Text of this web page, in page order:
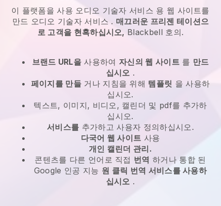
이 플랫폼을 사용 오디오 기술자 서비스 용 웹 사이트를
만드 오디오 기술자 서비스 . 매끄러운 프리젠 테이션으
로 고객을 현혹하십시오, Blackbell 호의.
브랜드 URL을 사용하여 자신의 웹 사이트를 만드
십시오 .
페이지를 만들거나 지침을 위해 템플릿 을 사용하
십시오.
텍스트, 이미지, 비디오, 캘린더 및 pdf를 추가하
십시오.
서비스를 추가하고 사용자 정의하십시오.
다국어 웹 사이트 사용
개인 캘린더 관리.
콘텐츠를 다른 언어로 직접 번역 하거나 통합 된
Google 인공 지능 원 클릭 번역 서비스를 사용하
십시오 .